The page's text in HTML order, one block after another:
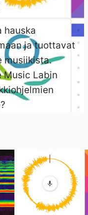
hauska
ja tuottavat
musiikista.
Music Labin